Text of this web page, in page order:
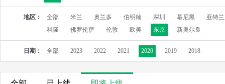
地区： 全部 米兰 奥兰多 伯明翰 深圳 慕尼黑
亚特
科隆
佛罗伦萨 伦敦 欧美 东京 新奥尔良
日期： 全部 2023 2022 2021 2020 2019 2018